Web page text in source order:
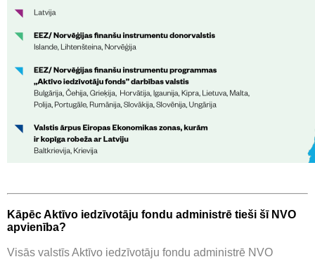
Kāpēc Aktīvo iedzīvotāju fondu administrē tieši šī NVO
apvienība?
Visās valstīs Aktīvo iedzīvotāju fondu administrē NVO